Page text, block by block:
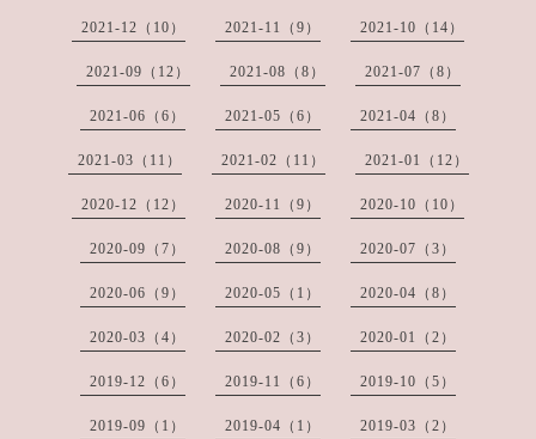
2021-12（10） 2021-11（9） 2021-10（14）
2021-09（12） 2021-08（8） 2021-07（8）
2021-06（6） 2021-05（6） 2021-04（8）
2021-03（11） 2021-02（11） 2021-01（12）
2020-12（12） 2020-11（9） 2020-10（10）
2020-09（7） 2020-08（9） 2020-07（3）
2020-06（9） 2020-05（1） 2020-04（8）
2020-03（4） 2020-02（3） 2020-01（2）
2019-12（6） 2019-11（6） 2019-10（5）
2019-09（1） 2019-04（1） 2019-03（2）